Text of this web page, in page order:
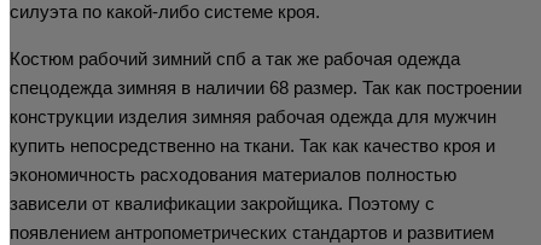
силуэта по какой-либо системе кроя.
Костюм рабочий зимний спб а так же рабочая одежда
спецодежда зимняя в наличии 68 размер. Так как построении
конструкции изделия зимняя рабочая одежда для мужчин
купить непосредственно на ткани. Так как качество кроя и
экономичность расходования материалов полностью
зависели от квалификации закройщика. Поэтому с
появлением антропометрических стандартов и развитием